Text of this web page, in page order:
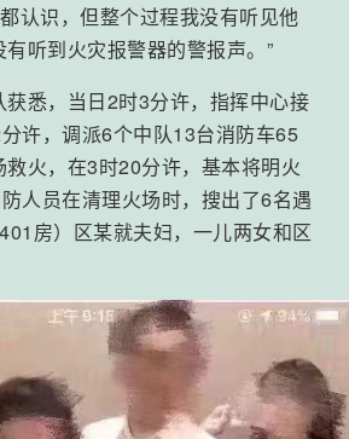
认识，但整个过程我没有听见他
听到火灾报警器的警报声。”
悉，当日2时3分许，指挥中心接
许，调派6个中队13台消防车65
火，在3时20分许，基本将明火
人员在清理火场时，搜出了6名遇
房）区某就夫妇，一儿两女和区